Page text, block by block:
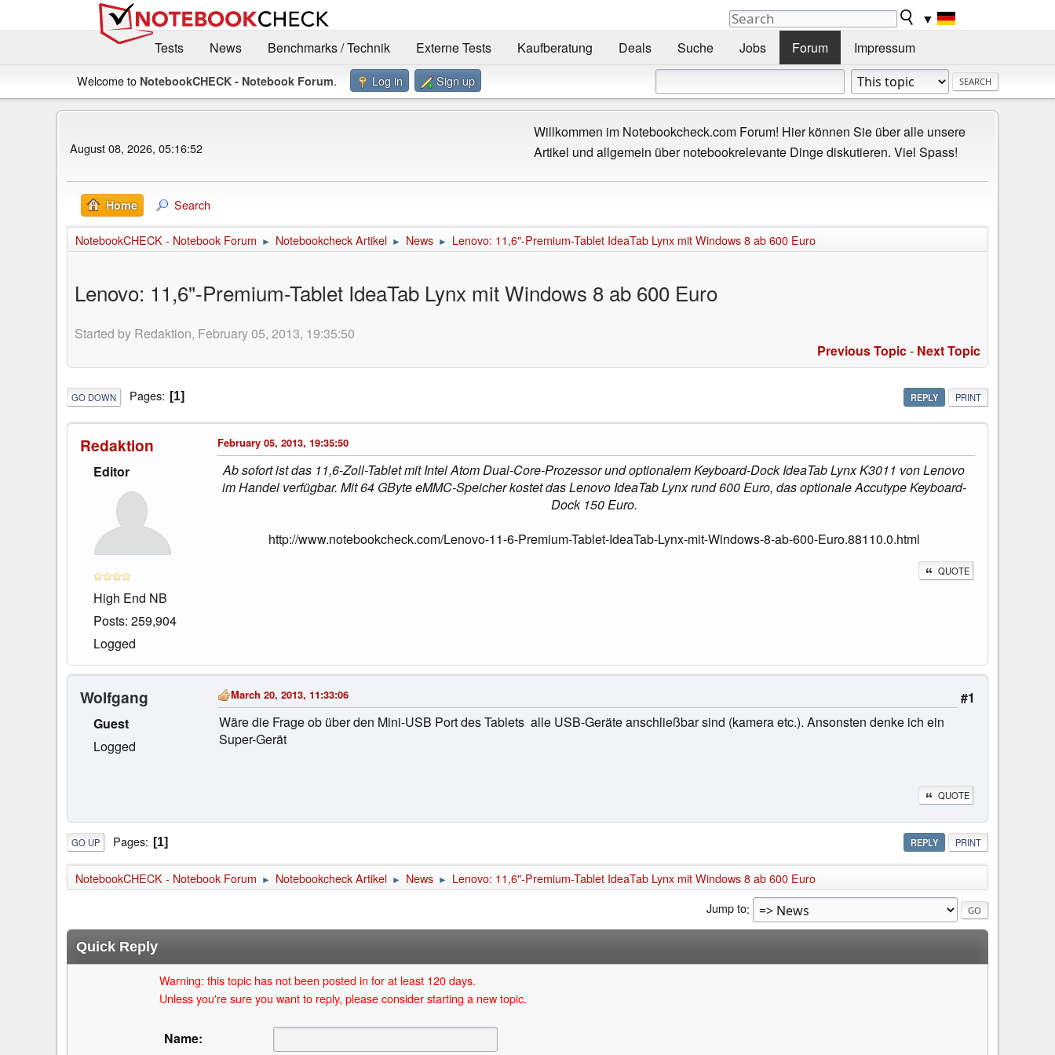
▼
Tests
News Benchmarks / Technik Externe Tests Kaufberatung Deals Suche Jobs Forum Impressum
Welcome to NotebookCHECK - Notebook Forum. Log in Sign up
August 08, 2026, 05:16:52
Willkommen im Notebookcheck.com Forum! Hier können Sie über alle unsere
Artikel und allgemein über notebookrelevante Dinge diskutieren. Viel Spass!
Home Search
NotebookCHECK - Notebook Forum ► Notebookcheck Artikel ► News ► Lenovo: 11,6"-Premium-Tablet IdeaTab Lynx mit Windows 8 ab 600 Euro
Lenovo: 11,6"-Premium-Tablet IdeaTab Lynx mit Windows 8 ab 600 Euro
Started by Redaktion, February 05, 2013, 19:35:50
Previous Topic- Next Topic
REPLY PRINT
GO DOWN Pages 1
Redaktion
Editor
High End NB
Posts: 259,904
Logged
February 05, 2013, 19:35:50
Ab sofort ist das 11,6-Zoll-Tablet mit Intel Atom Dual-Core-Prozessor und optionalem Keyboard-Dock IdeaTab Lynx K3011 von Lenovo
im Handel verfügbar. Mit 64 GByte eMMC-Speicher kostet das Lenovo IdeaTab Lynx rund 600 Euro, das optionale Accutype Keyboard-
Dock 150 Euro.
http://www.notebookcheck.com/Lenovo-11-6-Premium-Tablet-IdeaTab-Lynx-mit-Windows-8-ab-600-Euro.88110.0.html
QUOTE
Wolfgang
Guest
Logged
#1
March 20, 2013, 11:33:06
Wäre die Frage ob über den Mini-USB Port des Tablets alle USB-Geräte anschließbar sind (kamera etc.). Ansonsten denke ich ein
Super-Gerät
QUOTE
REPLY PRINT
GO UP Pages 1
NotebookCHECK - Notebook Forum ► Notebookcheck Artikel ► News ►
Lenovo: 11,6"-Premium-Tablet IdeaTab Lynx mit Windows 8 ab 600 Euro
Jump to
Quick Reply
Warning: this topic has not been posted in for at least 120 days.
Unless you're sure you want to reply, please consider starting a new topic.
Name: